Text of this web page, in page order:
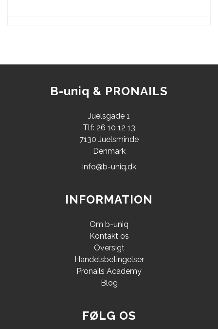
B-uniq & PRONAILS
Juelsgade 1
Tlf: 26 10 12 13
7130 Juelsminde
Denmark
info@b-uniq.dk
INFORMATION
Om b-uniq
Kontakt os
Oversigt
Handelsbetingelser
Pronails Academy
Blog
FØLG OS